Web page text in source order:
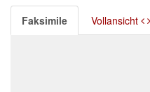
Faksimile Vollansicht